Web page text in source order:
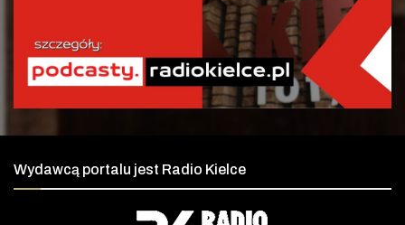
Wydawcą portalu jest Radio Kielce